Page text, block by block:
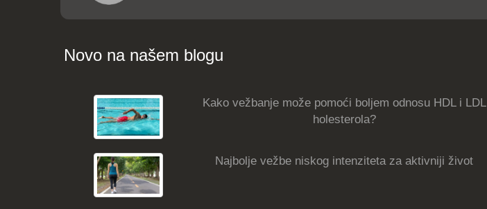
Novo na našem blogu
Kako vežbanje može pomoći boljem odnosu HDL i LDL
holesterola?
Najbolje vežbe niskog intenziteta za aktivniji život